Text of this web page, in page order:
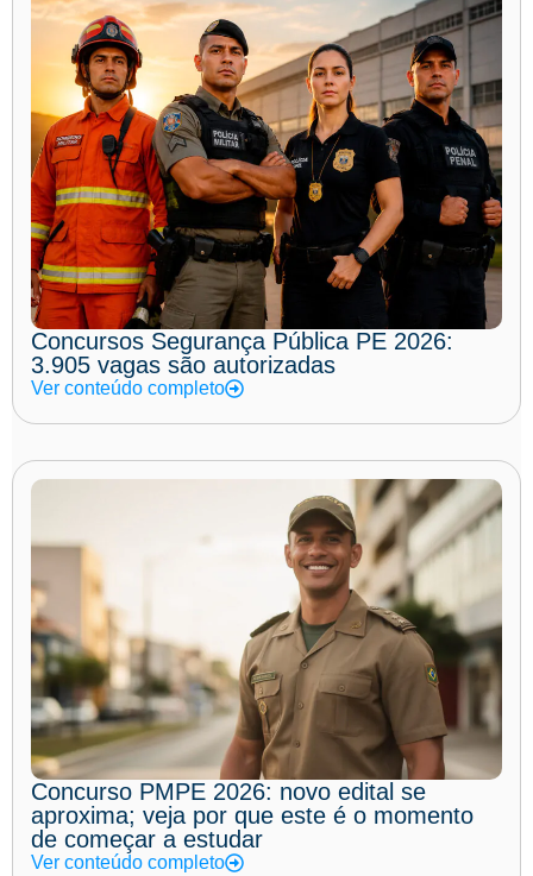
Concursos Segurança Pública PE 2026:
3.905 vagas são autorizadas
Ver conteúdo completo
Concurso PMPE 2026: novo edital se
aproxima; veja por que este é o momento
de começar a estudar
Ver conteúdo completo